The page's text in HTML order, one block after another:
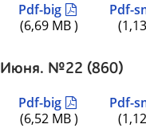
Pdf-big
(6,69 MB )
Pdf-
Июня. №22 (860)
Pdf-big
(6,52 MB )
Pdf-